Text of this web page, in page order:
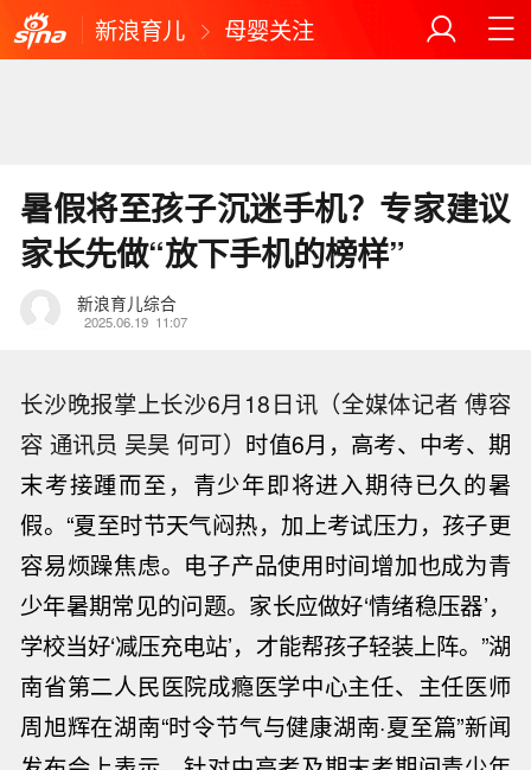
新浪育儿 母婴关注
暑假将至孩子沉迷手机？专家建议
家长先做“放下手机的榜样”
新浪育儿综合
2025.06.19 11:07
长沙晚报掌上长沙6月18日讯（全媒体记者 傅容
容 通讯员 吴昊 何可） 时值6月，高考、中考、期
末考接踵而至，青少年即将进入期待已久的暑
假。“夏至时节天气闷热，加上考试压力，孩子更
容易烦躁焦虑。电子产品使用时间增加也成为青
少年暑期常见的问题。家长应做好‘情绪稳压器’，
学校当好‘减压充电站’，才能帮孩子轻装上阵。”湖
南省第二人民医院成瘾医学中心主任、主任医师
周旭辉在湖南“时令节气与健康湖南·夏至篇”新闻